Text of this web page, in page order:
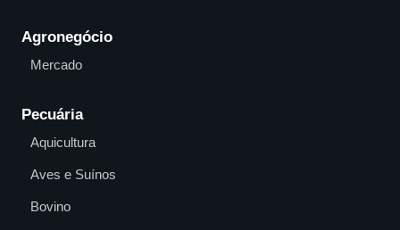
Agronegócio
Mercado
Pecuária
Aquicultura
Aves e Suínos
Bovino